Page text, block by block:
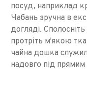
посуд, наприклад
Чабань зручна в
догляді.
протріть м'якою
чайна дошка
надовго під